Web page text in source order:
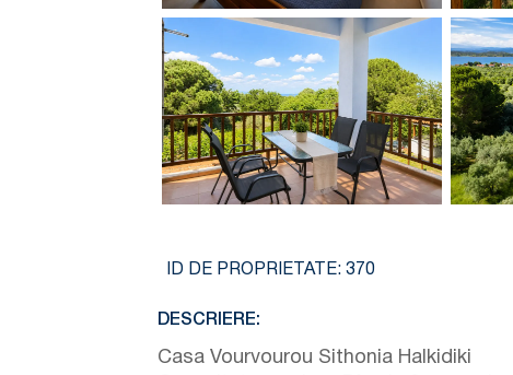
ID DE PROPRIETATE: 370
DESCRIERE:
Casa Vourvourou Sithonia Halkidiki